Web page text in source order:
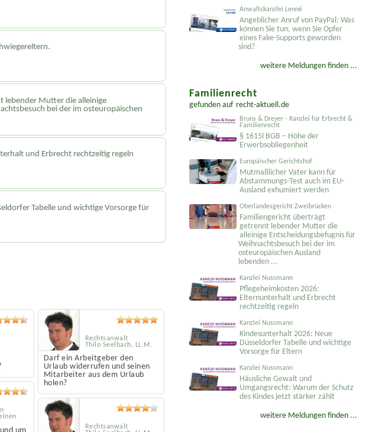
lebender Mutter die alleinige
bei der im osteuropäischen
und Erbrecht rechtzeitig regeln
Tabelle und wichtige Vorsorge für
Darf ein Arbeitgeber den
Urlaub widerrufen und seinen
Mitarbeiter aus dem Urlaub
holen?
Rechtsanwalt
Thilo Seelbach, LL.M.
Rechtsanwalt
Anwaltskanzlei Lenné
Angeblicher Anruf von PayPal: Was
können Sie tun, wenn Sie Opfer
eines Fake-Supports geworden
sind?
weitere Meldungen finden ...
Familienrecht
gefunden auf recht-aktuell.de
Bruns & Dreyer - Kanzlei für Erbrecht &
Familienrecht
§ 1615l BGB – Höhe der
Erwerbsobliegenheit
Europäischer Gerichtshof
Mutmaßlicher Vater kann für
Abstammungs-Test auch im EU-
Ausland exhumiert werden
Oberlandesgericht Zweibrücken
Familiengericht überträgt
getrennt lebender Mutter die
alleinige Entscheidungs­befugnis für
Weihnachtsbesuch bei der im
osteuropäischen Ausland
lebenden ...
Kanzlei Nussmann
Pflegeheimkosten 2026:
Elternunterhalt und Erbrecht
rechtzeitig regeln
Kanzlei Nussmann
Kindesunterhalt 2026: Neue
Düsseldorfer Tabelle und wichtige
Vorsorge für Eltern
Kanzlei Nussmann
Häusliche Gewalt und
Umgangsrecht: Warum der Schutz
des Kindes jetzt stärker zählt
weitere Meldungen finden ...